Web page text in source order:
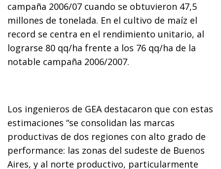
campaña 2006/07 cuando se obtuvieron 47,5
millones de tonelada. En el cultivo de maíz el
record se centra en el rendimiento unitario, al
lograrse 80 qq/ha frente a los 76 qq/ha de la
notable campaña 2006/2007.
Los ingenieros de GEA destacaron que con estas
estimaciones “se consolidan las marcas
productivas de dos regiones con alto grado de
performance: las zonas del sudeste de Buenos
Aires, y al norte productivo, particularmente